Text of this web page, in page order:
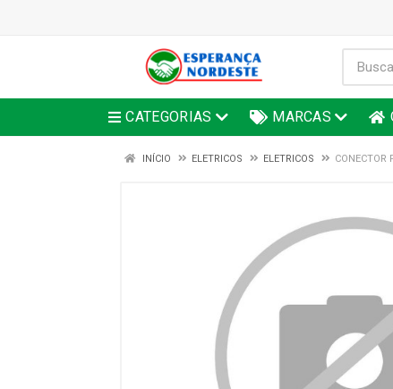
CATEGORIAS MARCAS
INÍCIO ELETRICOS ELETRICOS CONECTOR